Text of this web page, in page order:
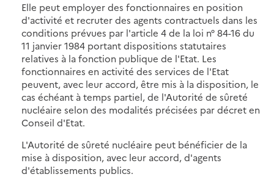
Elle peut employer des fonctionnaires en position
d'activité et recruter des agents contractuels dans les
conditions prévues par l'article 4 de la loi n° 84-16 du
11 janvier 1984 portant dispositions statutaires
relatives à la fonction publique de l'Etat. Les
fonctionnaires en activité des services de l'Etat
peuvent, avec leur accord, être mis à la disposition, le
cas échéant à temps partiel, de l'Autorité de sûreté
nucléaire selon des modalités précisées par décret en
Conseil d'Etat.
L'Autorité de sûreté nucléaire peut bénéficier de la
mise à disposition, avec leur accord, d'agents
d'établissements publics.